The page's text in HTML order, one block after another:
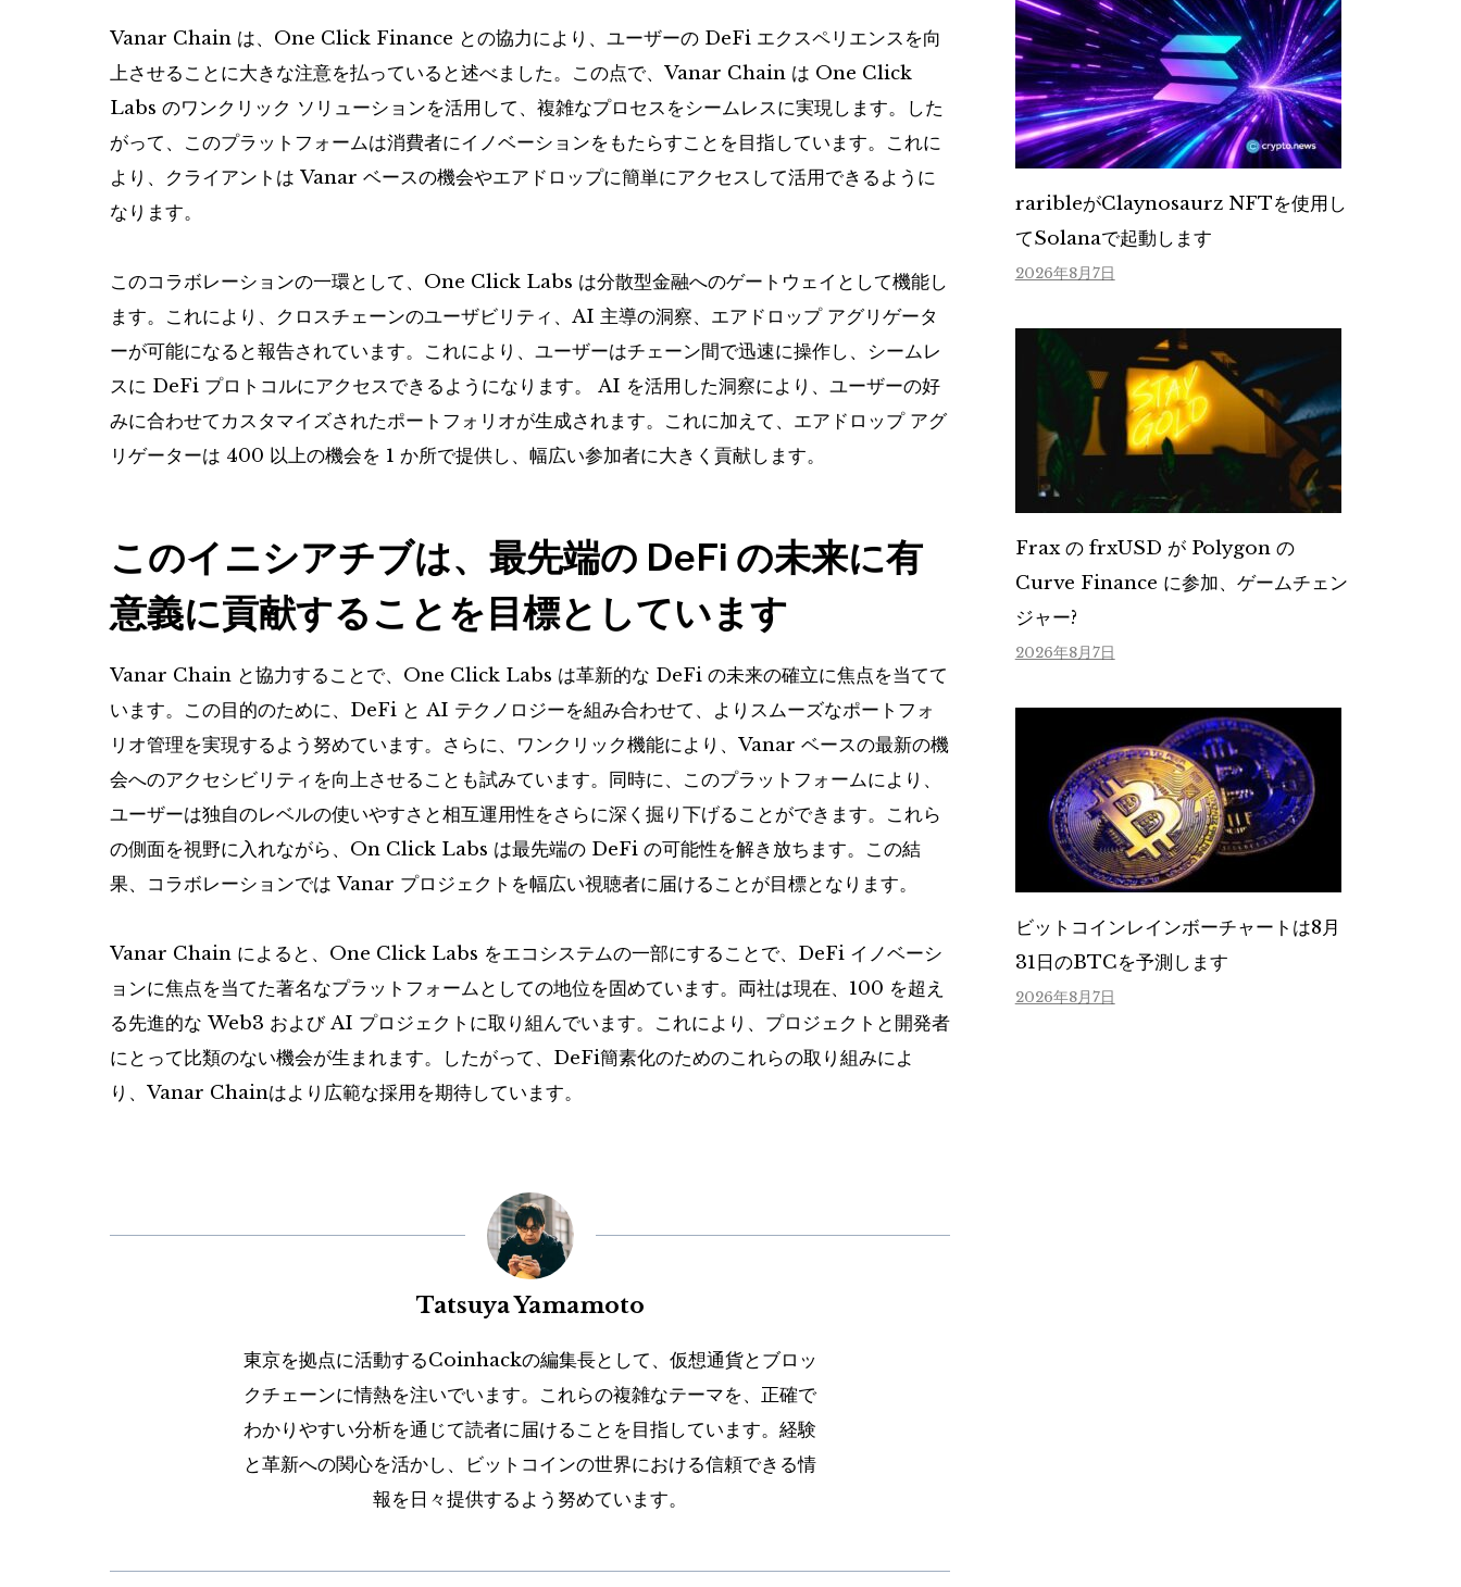
Vanar Chain は、One Click Finance との協力により、ユーザーの DeFi エクスペリエンスを向
上させることに大きな注意を払っていると述べました。この点で、Vanar Chain は One Click
Labs のワンクリック ソリューションを活用して、複雑なプロセスをシームレスに実現します。した
がって、このプラットフォームは消費者にイノベーションをもたらすことを目指しています。これに
より、クライアントは Vanar ベースの機会やエアドロップに簡単にアクセスして活用できるように
なります。
このコラボレーションの一環として、One Click Labs は分散型金融へのゲートウェイとして機能し
ます。これにより、クロスチェーンのユーザビリティ、AI 主導の洞察、エアドロップ アグリゲータ
ーが可能になると報告されています。これにより、ユーザーはチェーン間で迅速に操作し、シームレ
スに DeFi プロトコルにアクセスできるようになります。 AI を活用した洞察により、ユーザーの好
みに合わせてカスタマイズされたポートフォリオが生成されます。これに加えて、エアドロップ アグ
リゲーターは 400 以上の機会を 1 か所で提供し、幅広い参加者に大きく貢献します。
このイニシアチブは、最先端の DeFi の未来に有
意義に貢献することを目標としています
Vanar Chain と協力することで、One Click Labs は革新的な DeFi の未来の確立に焦点を当てて
います。この目的のために、DeFi と AI テクノロジーを組み合わせて、よりスムーズなポートフォ
リオ管理を実現するよう努めています。さらに、ワンクリック機能により、Vanar ベースの最新の機
会へのアクセシビリティを向上させることも試みています。同時に、このプラットフォームにより、
ユーザーは独自のレベルの使いやすさと相互運用性をさらに深く掘り下げることができます。これら
の側面を視野に入れながら、On Click Labs は最先端の DeFi の可能性を解き放ちます。この結
果、コラボレーションでは Vanar プロジェクトを幅広い視聴者に届けることが目標となります。
Vanar Chain によると、One Click Labs をエコシステムの一部にすることで、DeFi イノベーシ
ョンに焦点を当てた著名なプラットフォームとしての地位を固めています。両社は現在、100 を超え
る先進的な Web3 および AI プロジェクトに取り組んでいます。これにより、プロジェクトと開発者
にとって比類のない機会が生まれます。したがって、DeFi簡素化のためのこれらの取り組みによ
り、Vanar Chainはより広範な採用を期待しています。
Tatsuya Yamamoto
東京を拠点に活動するCoinhackの編集長として、仮想通貨とブロッ
クチェーンに情熱を注いでいます。これらの複雑なテーマを、正確で
わかりやすい分析を通じて読者に届けることを目指しています。経験
と革新への関心を活かし、ビットコインの世界における信頼できる情
報を日々提供するよう努めています。
raribleがClaynosaurz NFTを使用し
てSolanaで起動します
2026年8月7日
Frax の frxUSD が Polygon の
Curve Finance に参加、ゲームチェン
ジャー?
2026年8月7日
ビットコインレインボーチャートは8月
31日のBTCを予測します
2026年8月7日